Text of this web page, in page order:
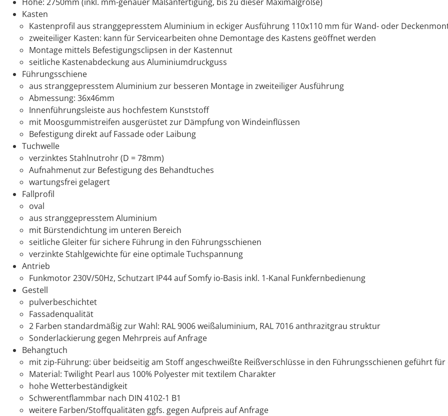
Kasten
Kastenprofil aus stranggepresstem Aluminium in eckiger Ausführung 110x110 mm für Wand- oder
zweiteiliger Kasten: kann für Servicearbeiten ohne Demontage des Kastens geöffnet werden
Montage mittels Befestigungsclipsen in der Kastennut
seitliche Kastenabdeckung aus Aluminiumdruckguss
Führungsschiene
aus stranggepresstem Aluminium zur besseren Montage in zweiteiliger Ausführung
Abmessung: 36x46mm
Innenführungsleiste aus hochfestem Kunststoff
mit Moosgummistreifen ausgerüstet zur Dämpfung von Windeinflüssen
Befestigung direkt auf Fassade oder Laibung
Tuchwelle
verzinktes Stahlnutrohr (D = 78mm)
Aufnahmenut zur Befestigung des Behandtuches
wartungsfrei gelagert
Fallprofil
oval
aus stranggepresstem Aluminium
mit Bürstendichtung im unteren Bereich
seitliche Gleiter für sichere Führung in den Führungsschienen
verzinkte Stahlgewichte für eine optimale Tuchspannung
Antrieb
Funkmotor 230V/50Hz, Schutzart IP44 auf Somfy io-Basis inkl. 1-Kanal Funkfernbedienung
Gestell
pulverbeschichtet
Fassadenqualität
2 Farben standardmäßig zur Wahl: RAL 9006 weißaluminium, RAL 7016 anthrazitgrau struktur
Sonderlackierung gegen Mehrpreis auf Anfrage
Behangtuch
mit zip-Führung: über beidseitig am Stoff angeschweißte Reißverschlüsse in den Führungsschienen geführt
Material: Twilight Pearl aus 100% Polyester mit textilem Charakter
hohe Wetterbeständigkeit
Schwerentflammbar nach DIN 4102-1 B1
weitere Farben/Stoffqualitäten ggfs. gegen Aufpreis auf Anfrage